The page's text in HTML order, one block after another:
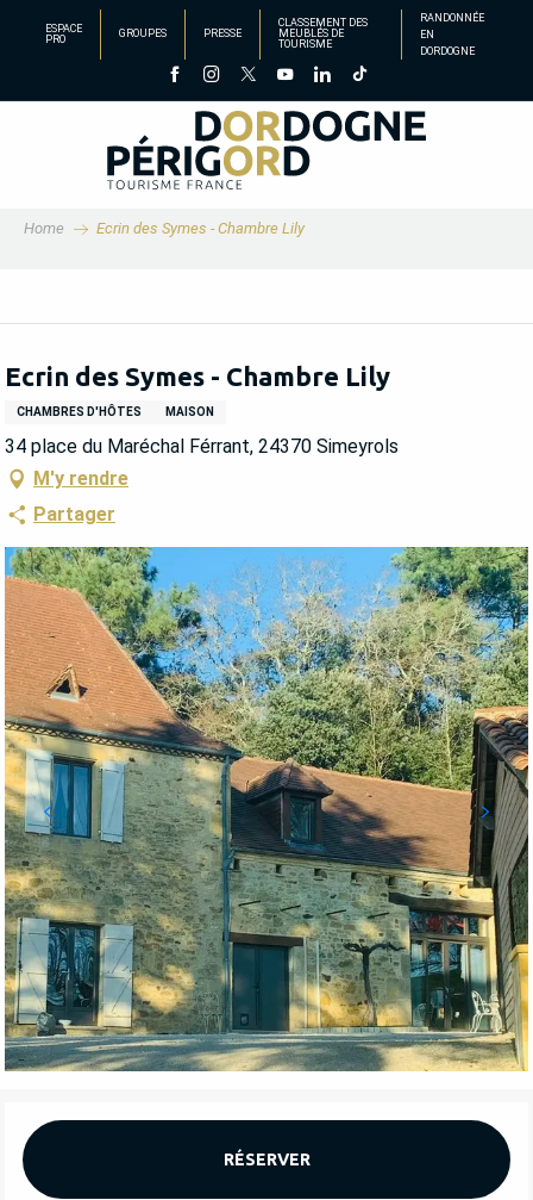
principal
ESPACE
PRO
GROUPES PRESSE
CLASSEMENT DES
MEUBLÉS DE
TOURISME
RANDONNÉE
EN
DORDOGNE
Home Ecrin des Symes - Chambre Lily
Ecrin des Symes - Chambre Lily
CHAMBRES D'HÔTES MAISON
34 place du Maréchal Férrant, 24370 Simeyrols
M'y rendre
Partager
OUVERTURE ET COORDONNÉES
RÉSERVER